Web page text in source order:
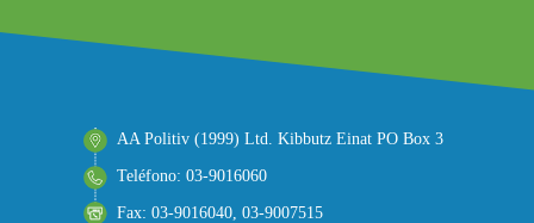
AA Politiv (1999) Ltd. Kibbutz Einat PO Box 3
Teléfono: 03-9016060
Fax: 03-9016040, 03-9007515